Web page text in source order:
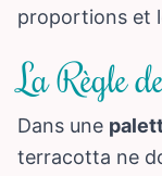
proportions et
La Règle
Dans une
terracotta ne